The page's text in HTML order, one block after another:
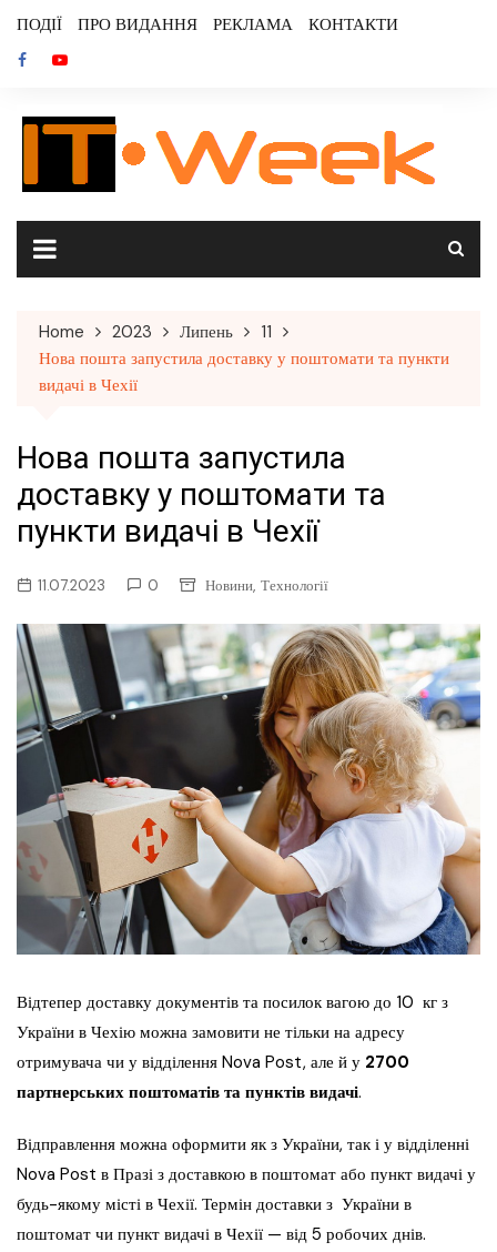
content
ПОДІЇ ПРО ВИДАННЯ РЕКЛАМА КОНТАКТИ
Home 2023 Липень
11
Нова пошта запустила доставку у поштомати та пункти
видачі в Чехії
Нова пошта запустила
доставку у поштомати та
пункти видачі в Чехії
11.07.2023 0 Новини, Технології
Відтепер доставку документів та посилок вагою до 10 кг з
України в Чехію можна замовити не тільки на адресу
отримувача чи у відділення Nova Post, але й у 2700
партнерських поштоматів та пунктів видачі.
Відправлення можна оформити як з України, так і у відділенні
Nova Post в Празі з доставкою в поштомат або пункт видачі у
будь-якому місті в Чехії. Термін доставки з України в
поштомат чи пункт видачі в Чехії — від 5 робочих днів.